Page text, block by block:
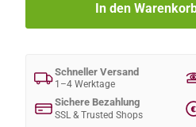
In den
Schneller Versand
1–4 Werktage
Sichere Bezahlung
SSL & Trusted Shops
€